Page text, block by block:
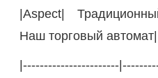
|Aspect|
Наш торговый автомат|
|-----------------------